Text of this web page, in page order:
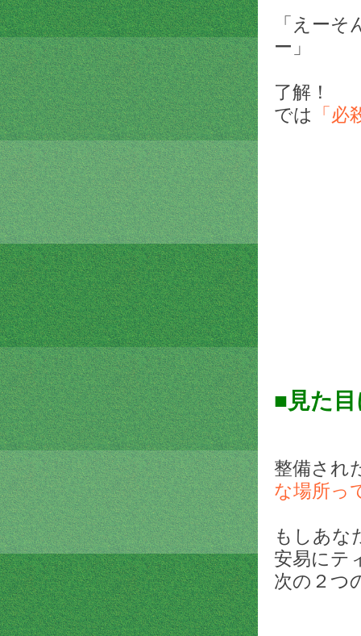
「えー
ー」
了解！
では
「
■見た
整備され
な場所っ
もしあな
安易にテ
次の２つ